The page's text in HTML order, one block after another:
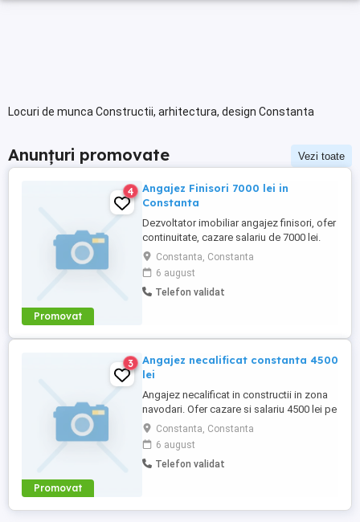
Locuri de munca Constructii, arhitectura, design Constanta
Anunțuri promovate Vezi toate
Promovat
4
Angajez Finisori 7000 lei in
Constanta
Dezvoltator imobiliar angajez finisori, ofer
continuitate, cazare salariu de 7000 lei.
Construiesc Bucuresti-Brasov-Constanta.
Rog sunati la telefon pentru mai multe
detalii!
Constanta, Constanta
6 august
Telefon validat
Promovat
3
Angajez necalificat constanta 4500
lei
Angajez necalificat in constructii in zona
navodari. Ofer cazare si salariu 4500 lei pe
luna. Rog sunati la nr de telefon pt mai
multe detalii!
Constanta, Constanta
6 august
Telefon validat